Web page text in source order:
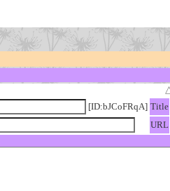
[ID:bJCoFRqA] Title
URL